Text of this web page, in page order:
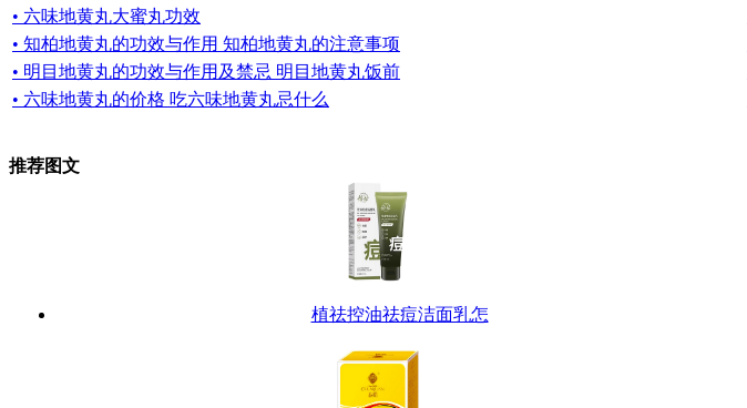
• 六味地黄丸大蜜丸功效
• 知柏地黄丸的功效与作用 知柏地黄丸的注意事项
• 明目地黄丸的功效与作用及禁忌 明目地黄丸饭前
• 六味地黄丸的价格 吃六味地黄丸忌什么
推荐图文
植祛控油祛痘洁面乳怎